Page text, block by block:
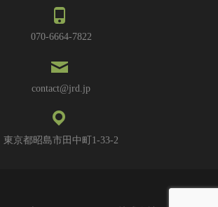
070-6664-7822
contact@jrd.jp
東京都昭島市田中町1-33-2